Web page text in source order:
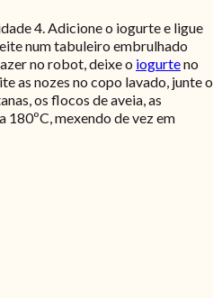
4. Adicione o iogurte e ligue
num tabuleiro embrulhado
no robot, deixe o iogurteno
as nozes no copo lavado, junte o
os flocos de aveia, as
180ºC, mexendo de vez em